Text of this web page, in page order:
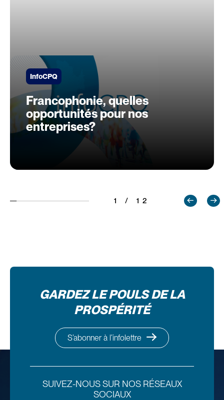
InfoCPQ
Francophonie, quelles
opportunités pour nos
entreprises?
1 / 12
GARDEZ LE POULS DE LA
PROSPÉRITÉ
S’abonner à l’infolettre
SUIVEZ-NOUS SUR NOS RÉSEAUX
SOCIAUX